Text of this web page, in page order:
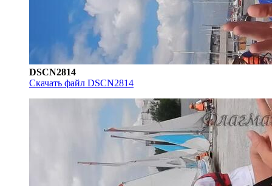
DSCN2814
Скачать файл DSCN2814